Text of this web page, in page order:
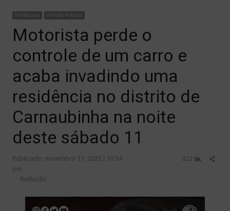
Destaques Plantão Policial
Motorista perde o
controle de um carro e
acaba invadindo uma
residência no distrito de
Carnaubinha na noite
deste sábado 11
Publicado: novembro 11, 2023
10:34
pm
Author
Redação
322